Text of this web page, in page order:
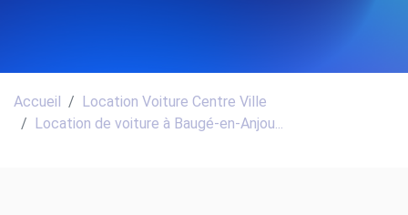
Accueil
Location Voiture Centre Ville
Location de voiture à Baugé-en-Anjou...